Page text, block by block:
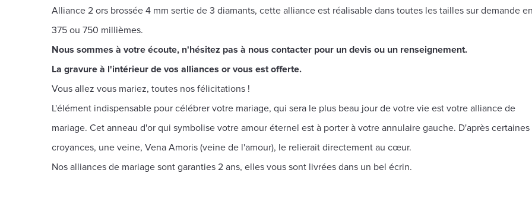
Alliance 2 ors brossée 4 mm sertie de 3 diamants, cette alliance est réalisable dans toutes les tailles sur demande
375 ou 750 millièmes.
Nous sommes à votre écoute, n'hésitez pas à nous contacter pour un devis ou un renseignement.
La gravure à l'intérieur de vos alliances or vous est offerte.
Vous allez vous mariez, toutes nos félicitations !
L'élément indispensable pour célébrer votre mariage, qui sera le plus beau jour de votre vie est votre alliance de
mariage. Cet anneau d'or qui symbolise votre amour éternel est à porter à votre annulaire gauche. D'après certaines
croyances, une veine, Vena Amoris (veine de l'amour), le relierait directement au cœur.
Nos alliances de mariage sont garanties 2 ans, elles vous sont livrées dans un bel écrin.